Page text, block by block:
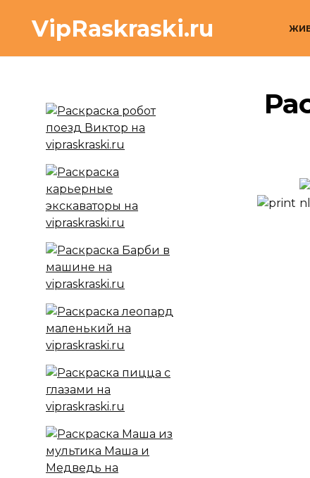
содержанию
VipRaskraski.ru